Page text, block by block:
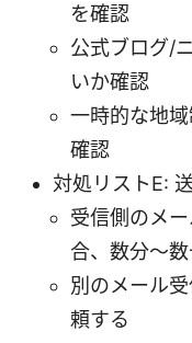
を確認
公式ブログ/
いか確認
一時的な地
確認
対処リストE:
受信側のメ
合、数分～
別のメール
頼する